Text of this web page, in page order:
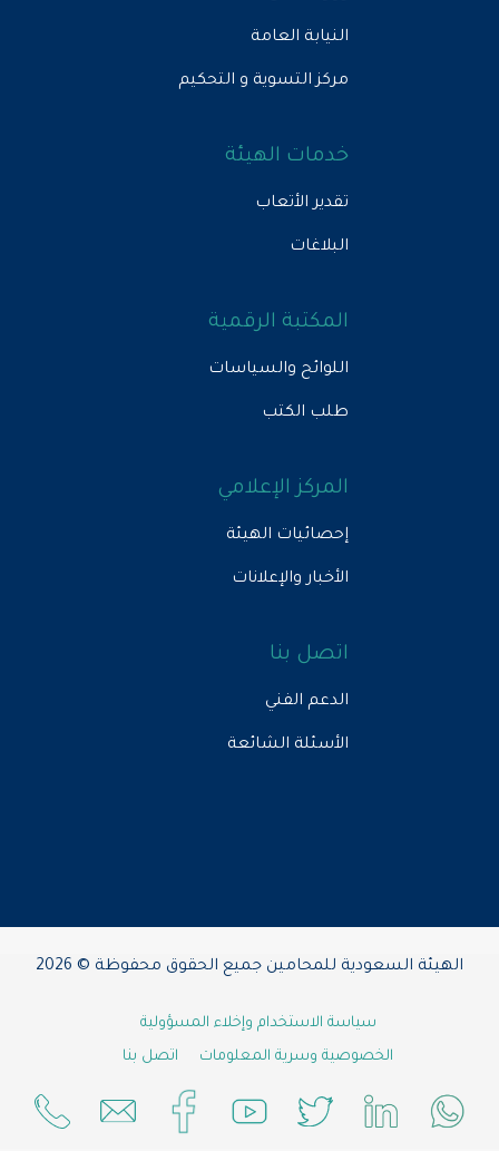
النيابة العامة
مركز التسوية و التحكيم
خدمات الهيئة
تقدير الأتعاب
البلاغات
المكتبة الرقمية
اللوائح والسياسات
طلب الكتب
المركز الإعلامي
إحصائيات الهيئة
الأخبار والإعلانات
اتصل بنا
الدعم الفني
الأسئلة الشائعة
الهيئة السعودية للمحامين جميع الحقوق محفوظة © 2026
سياسة الاستخدام وإخلاء المسؤولية
الخصوصية وسرية المعلومات
اتصل بنا